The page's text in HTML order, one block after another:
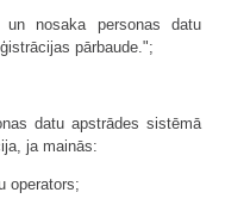
nosaka personas datu
pārbaude.";
datu apstrādes sistēmā
ja mainās:
operators;